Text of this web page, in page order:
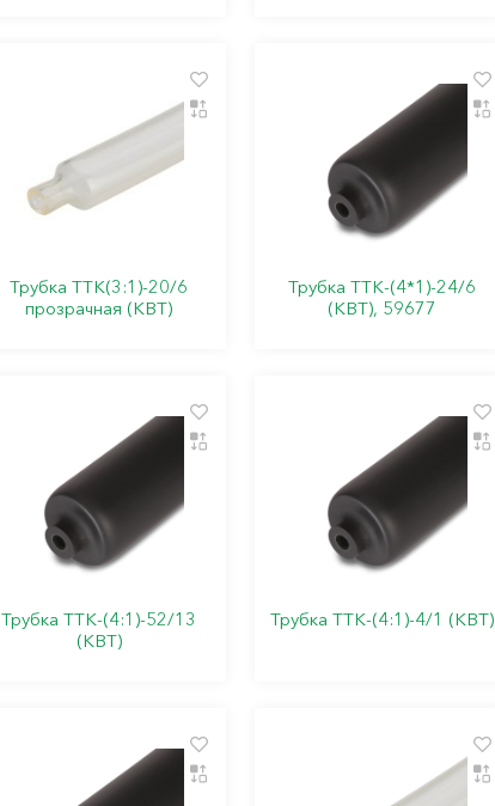
Трубка ТТК(3:1)-20/6
прозрачная (КВТ)
Трубка ТТК-(4*1)-24/6
(КВТ), 59677
Трубка ТТК-(4:1)-52/13
(КВТ)
Трубка ТТК-(4:1)-4/1 (КВТ)